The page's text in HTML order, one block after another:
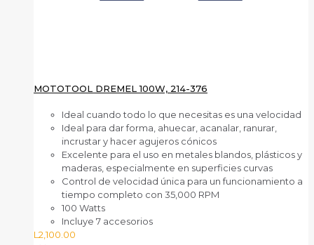
MOTOTOOL DREMEL 100W, 214-376
Ideal cuando todo lo que necesitas es una velocidad
Ideal para dar forma, ahuecar, acanalar, ranurar,
incrustar y hacer agujeros cónicos
Excelente para el uso en metales blandos, plásticos y
maderas, especialmente en superficies curvas
Control de velocidad única para un funcionamiento a
tiempo completo con 35,000 RPM
100 Watts
Incluye 7 accesorios
L 2,100.00